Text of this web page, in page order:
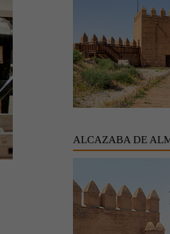
ALCAZABA DE